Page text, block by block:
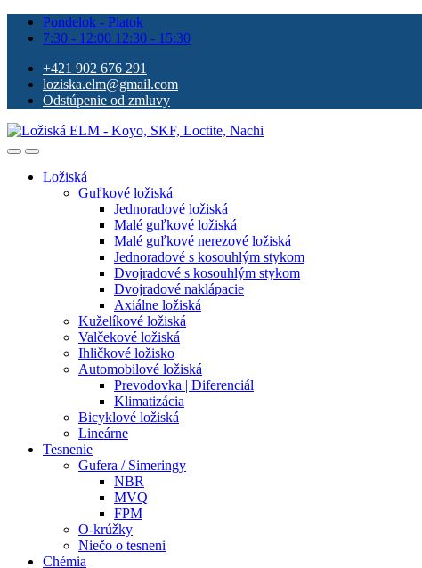
Pondelok - Piatok
7:30 - 12:00 12:30 - 15:30
+421 902 676 291
loziska.elm@gmail.com
Odstúpenie od zmluvy
Ložiská
Guľkové ložiská
Jednoradové ložiská
Malé guľkové ložiská
Malé guľkové nerezové ložiská
Jednoradové s kosouhlým stykom
Dvojradové s kosouhlým stykom
Dvojradové naklápacie
Axiálne ložiská
Kuželíkové ložiská
Valčekové ložiská
Ihličkové ložisko
Automobilové ložiská
Prevodovka | Diferenciál
Klimatizácia
Bicyklové ložiská
Lineárne
Tesnenie
Gufera / Simeringy
NBR
MVQ
FPM
O-krúžky
Niečo o tesneni
Chémia